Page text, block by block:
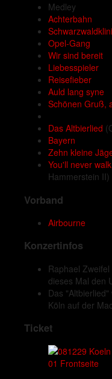
Medley
Achterbahn
Opel-Gang
Wir sind bereit
Liebesspieler
Reisefieber
Auld lang syne
Schönen Gruß,
Das Altbierlied
Bayern
Zehn kleine
You'll never
Hammerstein II)
Vorband
Airbourne
Konzertinfos
Raphael
dieses Mal den
Das
Köln auf der
Ticket